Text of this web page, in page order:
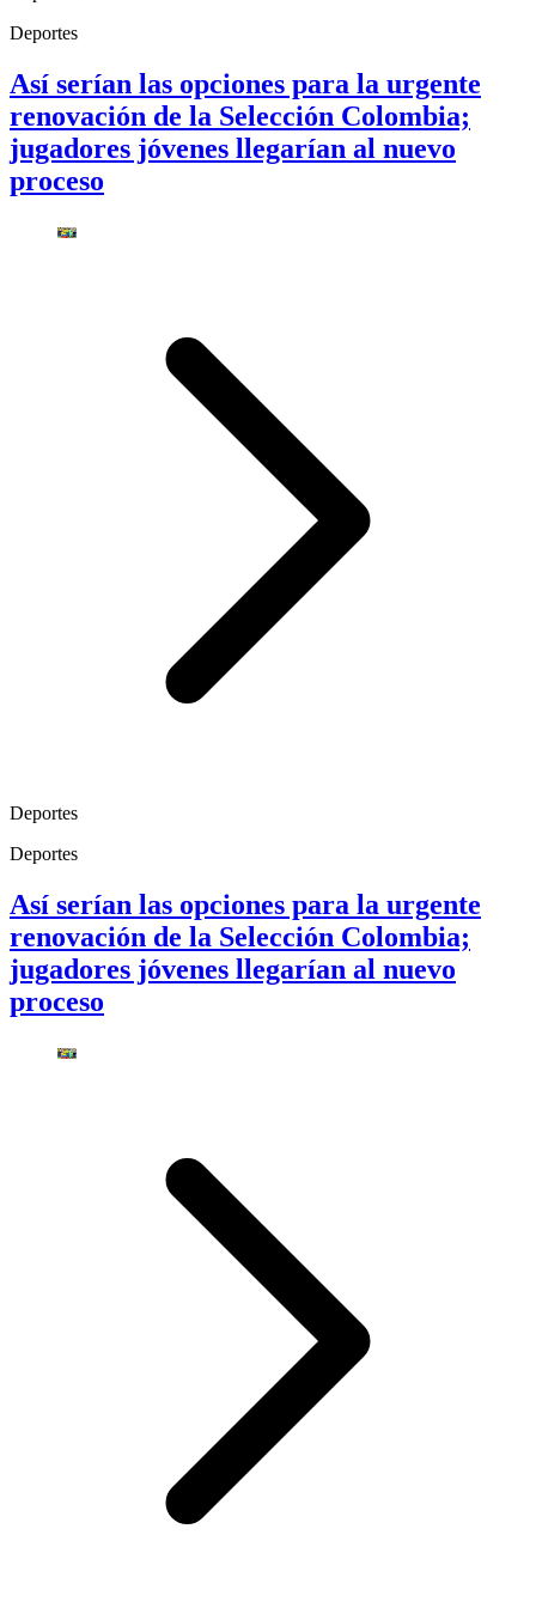
Deportes
Así serían las opciones para la urgente
renovación de la Selección Colombia;
jugadores jóvenes llegarían al nuevo
proceso
Deportes
Deportes
Así serían las opciones para la urgente
renovación de la Selección Colombia;
jugadores jóvenes llegarían al nuevo
proceso